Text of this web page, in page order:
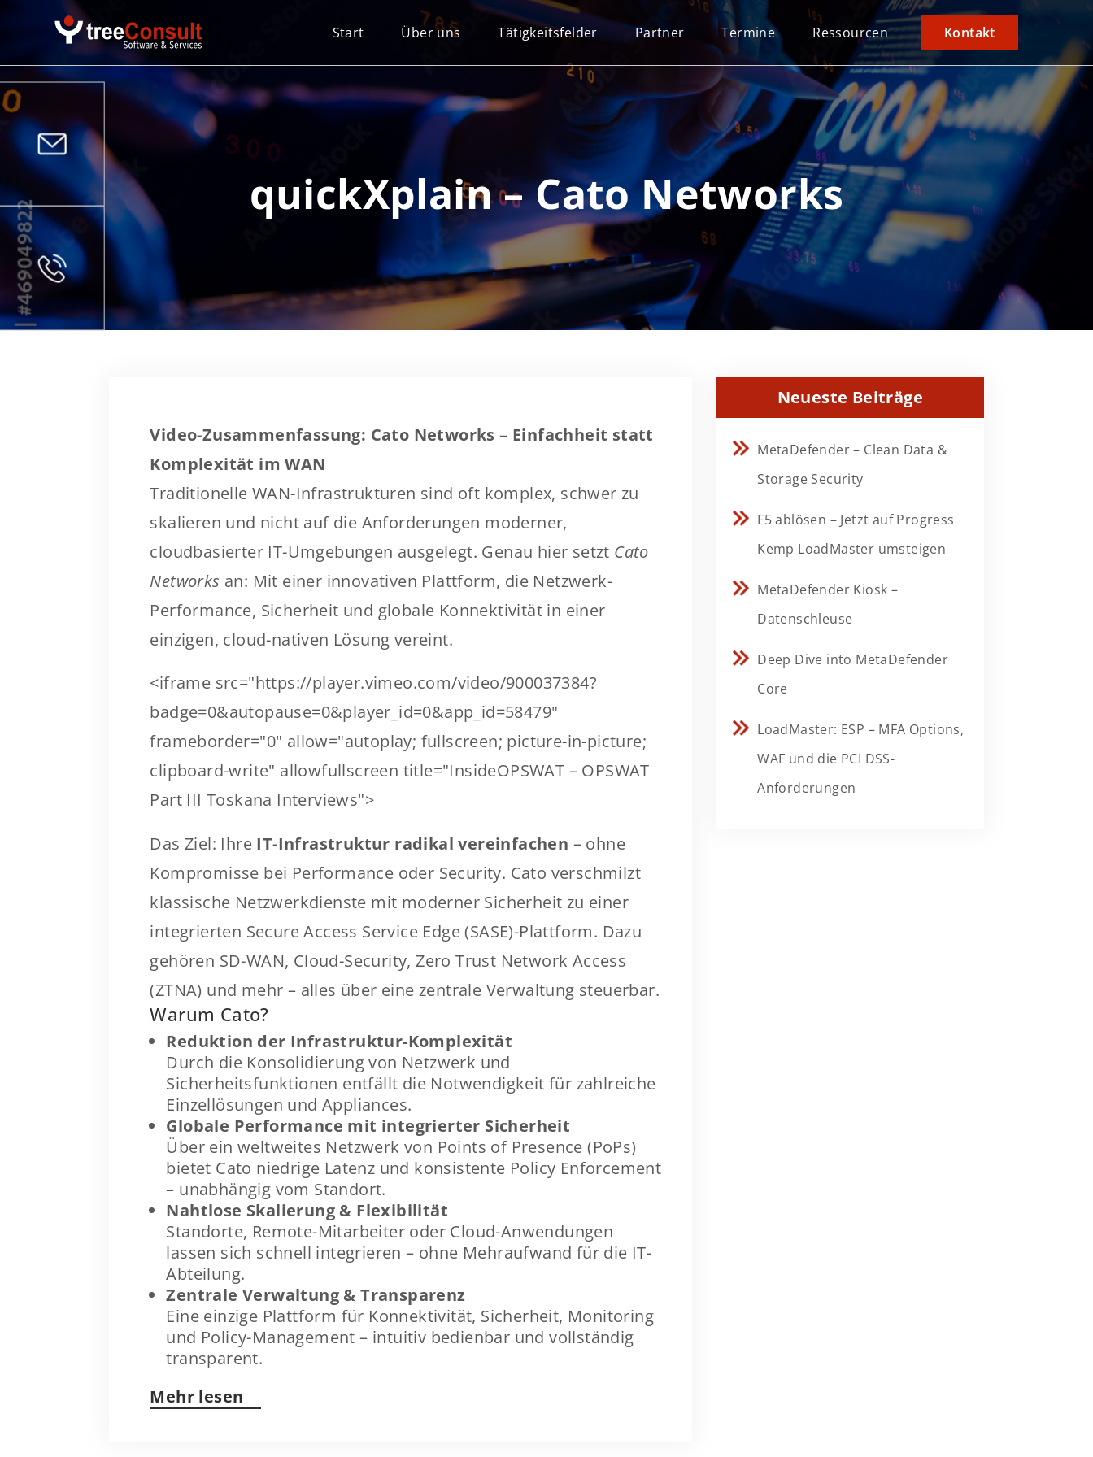
Start Über uns Tätigkeitsfelder Partner Termine Ressourcen Kontakt
quickXplain – Cato Networks
Video-Zusammenfassung: Cato Networks – Einfachheit statt
Komplexität im WAN
Traditionelle WAN-Infrastrukturen sind oft komplex, schwer zu
skalieren und nicht auf die Anforderungen moderner,
cloudbasierter IT-Umgebungen ausgelegt. Genau hier setzt Cato
Networks an: Mit einer innovativen Plattform, die Netzwerk-
Performance, Sicherheit und globale Konnektivität in einer
einzigen, cloud-nativen Lösung vereint.
<iframe src="https://player.vimeo.com/video/900037384?
badge=0&autopause=0&player_id=0&app_id=58479"
frameborder="0" allow="autoplay; fullscreen; picture-in-picture;
clipboard-write" allowfullscreen title="InsideOPSWAT – OPSWAT
Part III Toskana Interviews">
Das Ziel: Ihre IT-Infrastruktur radikal vereinfachen – ohne
Kompromisse bei Performance oder Security. Cato verschmilzt
klassische Netzwerkdienste mit moderner Sicherheit zu einer
integrierten Secure Access Service Edge (SASE)-Plattform. Dazu
gehören SD-WAN, Cloud-Security, Zero Trust Network Access
(ZTNA) und mehr – alles über eine zentrale Verwaltung steuerbar.
Warum Cato?
Reduktion der Infrastruktur-Komplexität
Durch die Konsolidierung von Netzwerk und
Sicherheitsfunktionen entfällt die Notwendigkeit für zahlreiche
Einzellösungen und Appliances.
Globale Performance mit integrierter Sicherheit
Über ein weltweites Netzwerk von Points of Presence (PoPs)
bietet Cato niedrige Latenz und konsistente Policy Enforcement
– unabhängig vom Standort.
Nahtlose Skalierung & Flexibilität
Standorte, Remote-Mitarbeiter oder Cloud-Anwendungen
lassen sich schnell integrieren – ohne Mehraufwand für die IT-
Abteilung.
Zentrale Verwaltung & Transparenz
Eine einzige Plattform für Konnektivität, Sicherheit, Monitoring
und Policy-Management – intuitiv bedienbar und vollständig
transparent.
Mehr lesen
Neueste Beiträge
MetaDefender – Clean Data &
Storage Security
F5 ablösen – Jetzt auf Progress
Kemp LoadMaster umsteigen
MetaDefender Kiosk –
Datenschleuse
Deep Dive into MetaDefender
Core
LoadMaster: ESP – MFA Options,
WAF und die PCI DSS-
Anforderungen